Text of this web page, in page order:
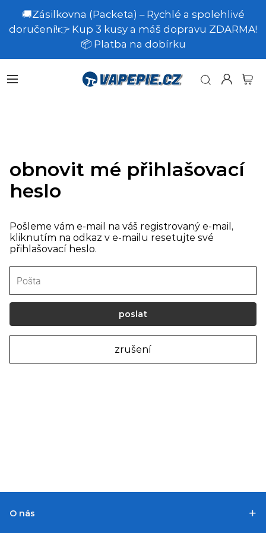
🚚Zásilkovna (Packeta) – Rychlé a spolehlivé
doručení!👉 Kup 3 kusy a máš dopravu ZDARMA!
📦 Platba na dobírku
obnovit mé přihlašovací
heslo
Pošleme vám e-mail na váš registrovaný e-mail,
kliknutím na odkaz v e-mailu resetujte své
přihlašovací heslo.
poslat
zrušení
O nás